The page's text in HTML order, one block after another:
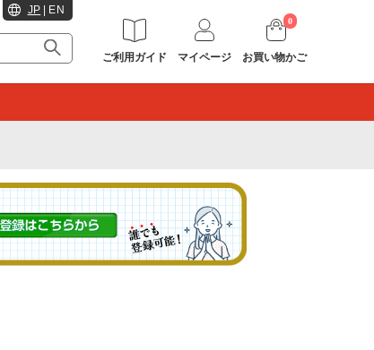
JP EN
ご利用ガイド マイページ
0
お買い物かご